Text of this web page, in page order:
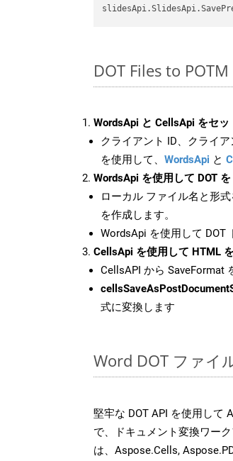
DOT Files to
WordsApi と CellsApi をセッ
クライアント ID、クライ
を使用して、 WordsApi と
WordsApi を使用して DOT
ローカル ファイル名と形
を作成します。
WordsApi を使用して DOT
CellsApi を使用して HTML
CellsAPI から SaveFormat
式に変換します
Word DOT ファイ
堅牢な DOT API を使用して
で、ドキュメント変換ワー
は、Aspose.Cells,